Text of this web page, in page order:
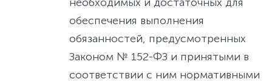
обеспечения выполнения
обязанностей, предусмотренных
Законом № 152-ФЗ и принятыми в
соответствии с ним нормативными